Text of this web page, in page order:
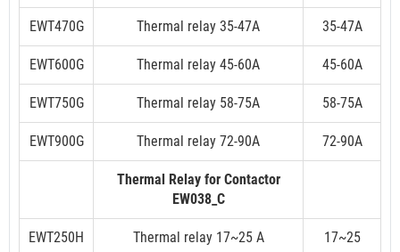
EWT470G Thermal relay 35-47A 35-47A
EWT600G Thermal relay 45-60A 45-60A
EWT750G Thermal relay 58-75A 58-75A
EWT900G Thermal relay 72-90A 72-90A
Thermal Relay for Contactor
EW038_C
EWT250H Thermal relay 17~25 A 17~25